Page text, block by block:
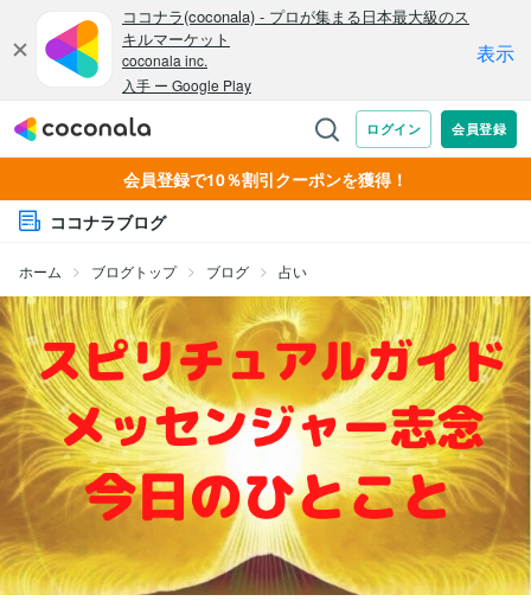
会員登録で10％割引クーポンを獲得！
ココナラブログ
ホーム ブログトップ ブログ 占い